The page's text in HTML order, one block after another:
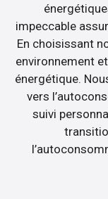
impeccable
En choisissant
environnement
énergétique.
vers
suivi